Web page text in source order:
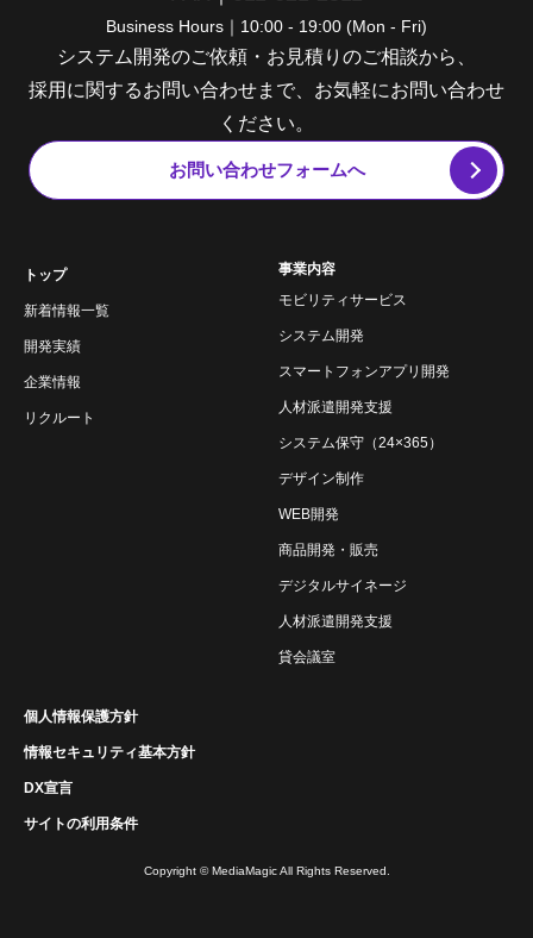
Business Hours｜10:00 - 19:00 (Mon - Fri)
システム開発のご依頼・お見積りのご相談から、
採用に関するお問い合わせまで、お気軽にお問い合わせ
ください。
お問い合わせフォームへ
トップ
新着情報一覧
開発実績
企業情報
リクルート
事業内容
モビリティサービス
システム開発
スマートフォンアプリ開発
人材派遣開発支援
システム保守（24×365）
デザイン制作
WEB開発
商品開発・販売
デジタルサイネージ
人材派遣開発支援
貸会議室
個人情報保護方針
情報セキュリティ基本方針
DX宣言
サイトの利用条件
Copyright © MediaMagic All Rights Reserved.